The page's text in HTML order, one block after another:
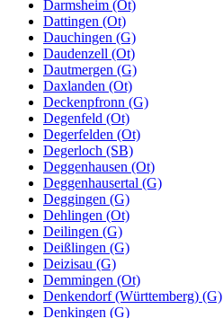
Darmsheim (Ot)
Dattingen (Ot)
Dauchingen (G)
Daudenzell (Ot)
Dautmergen (G)
Daxlanden (Ot)
Deckenpfronn (G)
Degenfeld (Ot)
Degerfelden (Ot)
Degerloch (SB)
Deggenhausen (Ot)
Deggenhausertal (G)
Deggingen (G)
Dehlingen (Ot)
Deilingen (G)
Deißlingen (G)
Deizisau (G)
Demmingen (Ot)
Denkendorf (Württemberg) (G)
Denkingen (G)